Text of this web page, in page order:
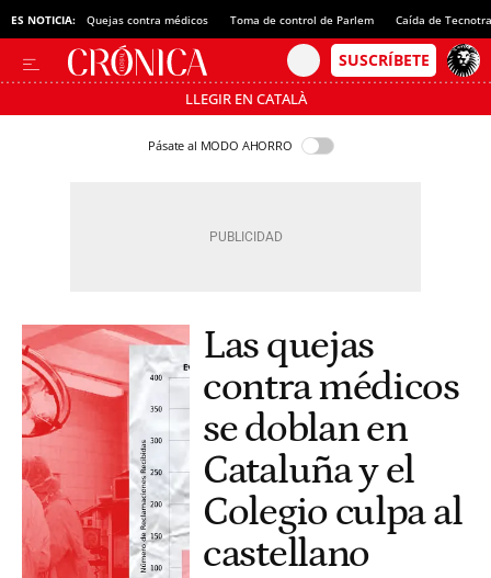
ES NOTICIA: Quejas contra médicos Toma de control de Parlem Caída de
LLEGIR EN CATALÀ
Pásate al MODO AHORRO
Las quejas
contra médicos
se doblan en
Cataluña y el
Colegio culpa al
castellano